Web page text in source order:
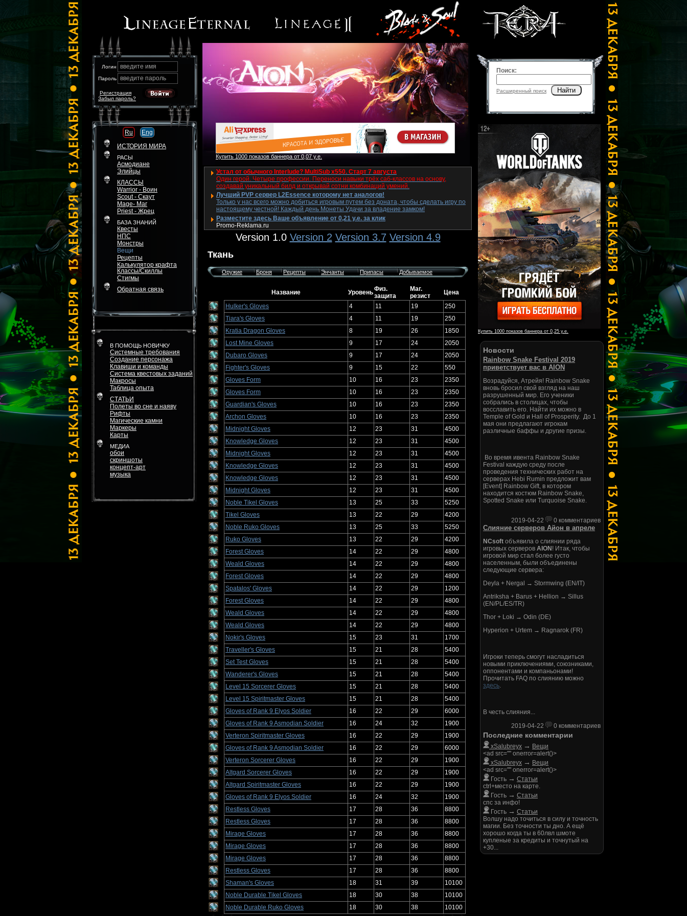
Логин введите имя
Пароль введите пароль
Забыл пароль?
Регистрация
Ru
Eng
ИСТОРИЯ МИРА
РАСЫ
Асмодиане
Элийцы
КЛАССЫ
Warrior - Воин
Scout - Скаут
Mage- Маг
Priest - Жрец
БАЗА ЗНАНИЙ
Квесты
НПС
Монстры
Вещи
Рецепты
Калькулятор крафта
Классы/Скиллы
Стигмы
Обратная связь
В ПОМОЩЬ НОВИЧКУ
Системные требования
Создание персонажа
Клавиши и команды
Система квестовых заданий
Макросы
Таблица опыта
СТАТЬИ
Полеты во сне и наяву
Рифты
Магические камни
Маркеры
Карты
МЕДИА
обои
скриншоты
концепт-арт
музыка
Купить 1000 показов баннера от 0,07 у.е.
Устал от обычного Interlude? MultiSub x550. Старт 7 августа
Один герой. Четыре профессии. Переноси навыки трёх саб-классов на основу,
создавай уникальный билд и открывай сотни комбинаций умений.
Лучший PVP сервер L2Essence которому нет аналогов!
Только у нас всего можно добиться игровым путем без доната, чтобы сделать игру по
настоящему честной! Каждый день Монеты Удачи за владение замком!
Разместите здесь Ваше объявление от 0,21 у.е. за клик
Promo-Reklama.ru
Version 1.0 Version 2 Version 3.7 Version 4.9
Ткань
Оружие Броня Рецепты Энчанты Припасы Добываемое
Название УровеньФиз.
защита
Маг.
резист
Цена
Hulker's Gloves
4 11 19
250
Tiara's Gloves
4 11 19
250
Kratia Dragon Gloves
8 19 26
1850
Lost Mine Gloves
9 17 24
2050
Dubaro Gloves
9 17 24
2050
Fighter's Gloves
9 15 22
550
Gloves Form
10 16 23
2350
Gloves Form
10 16 23
2350
Guardian's Gloves
10 16 23
2350
Archon Gloves
10 16 23
2350
Midnight Gloves
12 23 31
4500
Knowledge Gloves
12 23 31
4500
Midnight Gloves
12 23 31
4500
Knowledge Gloves
12 23 31
4500
Knowledge Gloves
12 23 31
4500
Midnight Gloves
12 23 31
4500
Noble Tikel Gloves
13 25 33
5250
Tikel Gloves
13 22 29
4200
Noble Ruko Gloves
13 25 33
5250
Ruko Gloves
13 22 29
4200
Forest Gloves
14 22 29
4800
Weald Gloves
14 22 29
4800
Forest Gloves
14 22 29
4800
Spatalos' Gloves
14 22 29
1200
Forest Gloves
14 22 29
4800
Weald Gloves
14 22 29
4800
Weald Gloves
14 22 29
4800
Nokir's Gloves
15 23 31
1700
Traveller's Gloves
15 21 28
5400
Set Test Gloves
15 21 28
5400
Wanderer's Gloves
15 21 28
5400
Level 15 Sorcerer Gloves
15 21 28
5400
Level 15 Spiritmaster Gloves
15 21 28
5400
Gloves of Rank 9 Elyos Soldier
16 22 29
6000
Gloves of Rank 9 Asmodian Soldier
16 24 32
1900
Verteron Spiritmaster Gloves
16 22 29
1900
Gloves of Rank 9 Asmodian Soldier
16 22 29
6000
Verteron Sorcerer Gloves
16 22 29
1900
Altgard Sorcerer Gloves
16 22 29
1900
Altgard Spiritmaster Gloves
16 22 29
1900
Gloves of Rank 9 Elyos Soldier
16 24 32
1900
Restless Gloves
17 28 36
8800
Restless Gloves
17 28 36
8800
Mirage Gloves
17 28 36
8800
Mirage Gloves
17 28 36
8800
Mirage Gloves
17 28 36
8800
Restless Gloves
17 28 36
8800
Shaman's Gloves
18 31 39
10100
Noble Durable Tikel Gloves
18 30 38
10100
Noble Durable Ruko Gloves
18 30 38 10100
Поиск:
Расширенный поиск Найти
Купить 1000 показов баннера от 0,25 у.е.
Новости
Rainbow Snake Festival 2019
приветствует вас в AION
Возрадуйся, Атрейя! Rainbow Snake
вновь бросил свой взгляд на наш
разрушенный мир. Его ученики
собрались в столицах, чтобы
восславить его. Найти их можно в
Temple of Gold и Hall of Prosperity. До 1
мая они предлагают игрокам
различные баффы и другие призы.
Во время ивента Rainbow Snake
Festival каждую среду после
проведения технических работ на
серверах Hebi Rumin предложит вам
[Event] Rainbow Gift, в котором
находится костюм Rainbow Snake,
Spotted Snake или Turquoise Snake.
2019-04-22 0 комментариев
Слияние серверов Айон в апреле
NCsoft объявила о слиянии ряда
игровых серверов AION ! Итак, чтобы
игровой мир стал более густо
населенным, были объединены
следующие сервера:
Deyla + Nergal → Stormwing (EN/IT)
Antriksha + Barus + Hellion → Sillus
(EN/PL/ES/TR)
Thor + Loki → Odin (DE)
Hyperion + Urtem → Ragnarok (FR)
Игроки теперь смогут насладиться
новыми приключениями, союзниками,
оппонентами и компаньонами!
Прочитать FAQ по слиянию можно
здесь.
В честь слияния...
2019-04-22
0 комментариев
Последние комментарии
xSalubreyx → Вещи
<ad src="" onerror=alert()>
xSalubreyx → Вещи
<ad src="" onerror=alert()>
Гость → Статьи
ctrl+место на карте.
Гость → Статьи
спс за инфо!
Гость → Статьи
Волшу надо точиться в силу и точность
магии. Без точности ты дно. А ещё
хорошо когда ты в 60лвл шмоте
купленые за кредиты и точнутый на
+30...